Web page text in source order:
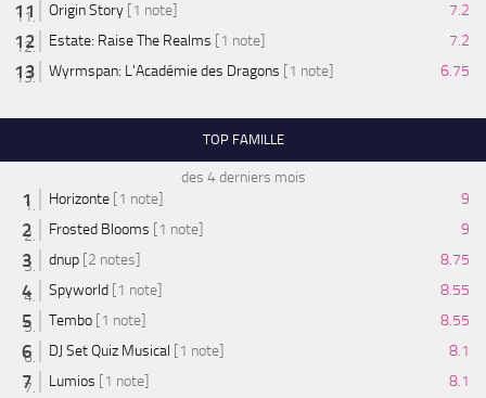
Origin Story [1 note]
7.2
Estate: Raise The Realms [1 note]
7.2
Wyrmspan: L'Académie des Dragons [1 note] 6.75
TOP FAMILLE
des 4 derniers mois
Horizonte [1 note]
9
Frosted Blooms [1 note]
9
dnup [2 notes]
8.75
Spyworld [1 note]
8.55
Tembo [1 note]
8.55
DJ Set Quiz Musical [1 note]
8.1
Lumios [1 note]
8.1